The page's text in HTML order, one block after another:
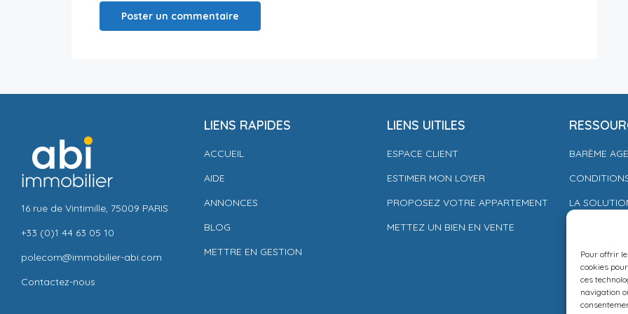
Pour offrir
cookies
ces
navigation
16 rue de Vintimille, 75009 PARIS
+33 (0)1 44 63 05 10
polecom@immobilier-abi.com
Contactez-nous
LIENS RAPIDES
ACCUEIL
AIDE
ANNONCES
BLOG
METTRE EN GESTION
LIENS UITILES
ESPACE CLIENT
ESTIMER MON LOYER
PROPOSEZ VOTRE APPARTEMENT
METTEZ UN BIEN EN VENTE
BARÈME
LA